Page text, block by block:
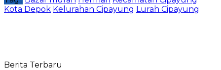
Kota Depok Kelurahan Cipayung Lurah Cipayung
Berita Terbaru